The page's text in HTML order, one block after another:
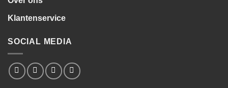
Klantenservice
SOCIAL MEDIA